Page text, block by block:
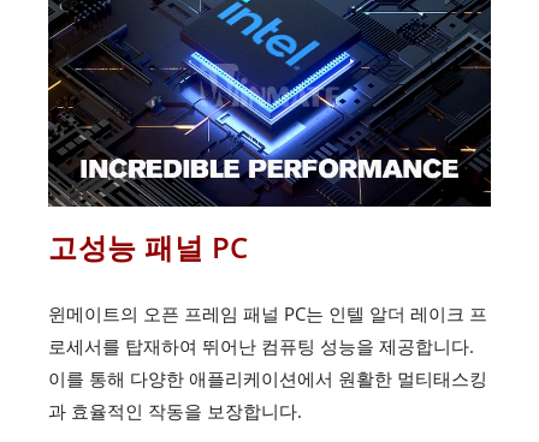
고성능 패널 PC
윈메이트의 오픈 프레임 패널 PC는 인텔 알더 레이크 프
로세서를 탑재하여 뛰어난 컴퓨팅 성능을 제공합니다.
이를 통해 다양한 애플리케이션에서 원활한 멀티태스킹
과 효율적인 작동을 보장합니다.